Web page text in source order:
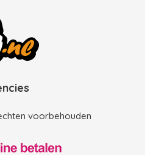
voorbehouden